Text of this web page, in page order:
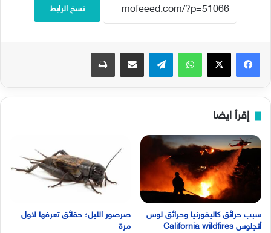
نسخ الرابط
فيسبوك‫X واتساب تيلقرام مشاركة عبر البريد طباعة
إقرأ ايضا
سبب حرائق كاليفورنيا وحرائق لوس
أنجلوس California wildfires
صرصور الليل؛ حقائق تعرفها لاول
مرة